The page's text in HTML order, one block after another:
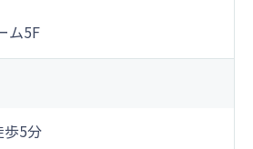
ム5F
歩5分